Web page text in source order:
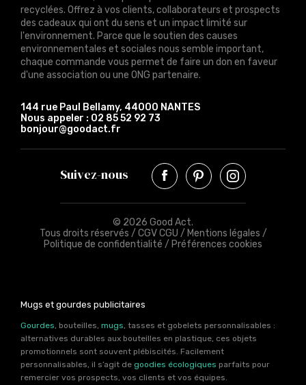
recyclées. Offrez à vos clients, collaborateurs et prospects
des cadeaux qui ont du sens et un impact limité sur
l'environnement. Parce que le soutien des causes
environnementales et sociales nous semble important,
chaque commande vous permet de faire un don en faveur
d'une association ou une ONG partenaire.
144 rue Paul Bellamy, 44000 NANTES
Nous appeler : 02 85 52 92 73
bonjour@goodact.fr
Suivez-nous
© 2026 Good Act.
Tous droits réservés / CGV CGU / Mentions légales /
Politique de confidentialité / Préférences cookies
Mugs et gourdes publicitaires
Gourdes , bouteilles, mugs , tasses et gobelets personnalisables :
alternatives durables aux bouteilles en plastique, ces objets
promotionnels sont souvent plébiscités. Facilement
personnalisables, il s’agit de goodies écologiques parfaits pour
remercier vos prospects, vos clients et vos équipes.